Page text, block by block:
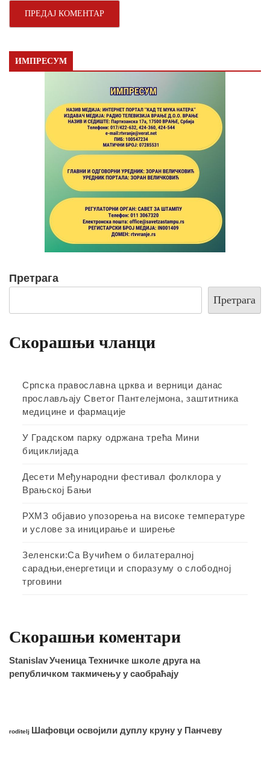
ИМПРЕСУМ
Претрага
Претрага
Скорашњи чланци
Српска православна црква и верници данас
прослављају Светог Пантелејмона, заштитника
медицине и фармације
У Градском парку одржана трећа Мини
бициклијада
Десети Међународни фестивал фолклора у
Врањској Бањи
РХМЗ објавио упозорења на високе температуре
и услове за иницирање и ширење
Зеленски:Са Вучићем о билатералној
сарадњи,енергетици и споразуму о слободној
трговини
Скорашњи коментари
StanislavУченица Техничке школе друга на
републичком такмичењу у саобраћају
roditelj Шафовци освојили дуплу круну у Панчеву